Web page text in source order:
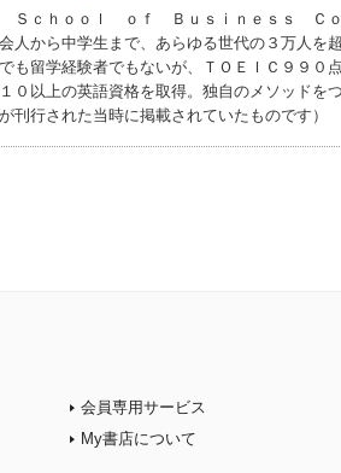
Ｓｃｈｏｏｌ ｏｆ Ｂｕｓｉｎｅｓｓ Ｃｏ
人から中学生まで、あらゆる世代の３万人を
も留学経験者でもないが、ＴＯＥＩＣ９９０
０以上の英語資格を取得。独自のメソッドを
刊行された当時に掲載されていたものです）
会員専用サービス
My書店について